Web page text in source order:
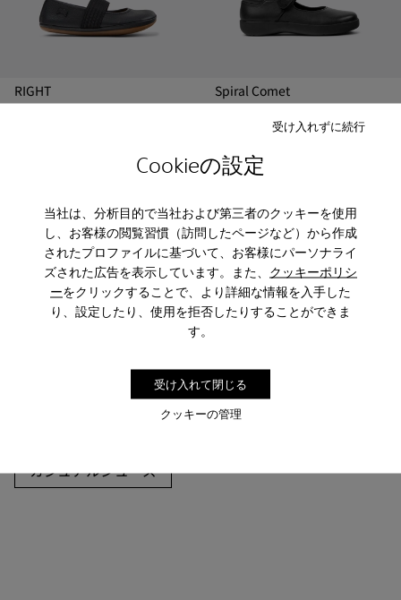
Cookieの設定
当社は、分析目的で当社および第三者のクッキーを使用
し、お客様の閲覧習慣（訪問したページなど）から作成
されたプロファイルに基づいて、お客様にパーソナライ
ズされた広告を表示しています。また、 クッキーポリシ
ーをクリックすることで、より詳細な情報を入手した
り、設定したり、使用を拒否したりすることができま
す。
クッキーの管理
受け入れずに続行
受け入れて閉じる
RIGHT
￥15,400
Spiral Comet
￥18,700
追加
その他のカテゴリー
Lace-Up
ベルクロタイプ
カジュアルシューズ